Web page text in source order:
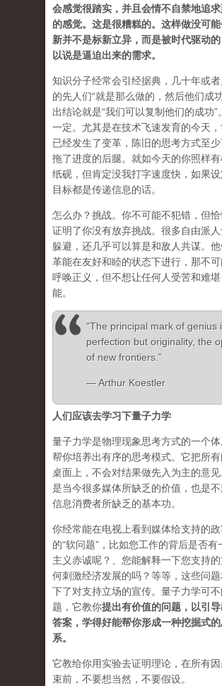
会感觉很踏实，并且会情不自禁地追
的感觉。这是很糟糕的。这样做没可能
新并不是标新立异，而是被时代驱动
以说是逼迫出来的需求。
知识分子经常会引经据典，几十年或
的先人们“就是那么做的，然后他们成
出结论就是“我们可以复制他们的成功”
一定。尤其是在技术飞速发育的今天
已经发生了变革，陈旧的思考方式至
拖了进度的后腿。就如今天的你照样
纸砚，但肯定没我打字速度快，如果
目标都是传递信息的话。
怎么办？挑战。你不可能不犯错，但
证明了你没有放弃挑战。很多自由派
躲避，还几乎可以算是和敌人共谋。
革能在友好和睦的状态下进行，那不
呼唤正义，但不想让任何人受苦和难
能。
“The principal mark of genius
perfection but originality, the
of new frontiers.”
― Arthur Koestler
人们应该去学习下量子力学
量子力学是物理现象思考方式的一个
帮你培养出有序的思考模式。它把所
桌面上，不会对结果做先入为主的意
是当今很多媒体所缺乏的价值，也是
信息消费者所缺乏的基本功。
你经常能在电视上看到媒体给支持的
的“软问题”，比如您工作的背后是否有
主义赤诚呢？、您能解释一下您支持
何刺激经济发展的吗？等等，这些问
下了对支持立场的宣传。量子力学可
题，它教你提出有价值的问题，以引
答案，学得好能帮你形成一种挖掘式
系。
它教给你用实验去证明理论，在所有
束前，不要想当然，不要假设。